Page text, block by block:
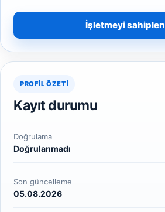
İşletmeyi sahiplen
PROFIL ÖZETI
Kayıt durumu
Doğrulama
Doğrulanmadı
Son güncelleme
05.08.2026